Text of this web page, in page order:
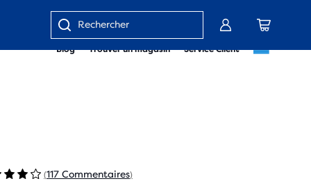
Blog Trouver un magasin Service Client
Saisir
(117 Commentaires)